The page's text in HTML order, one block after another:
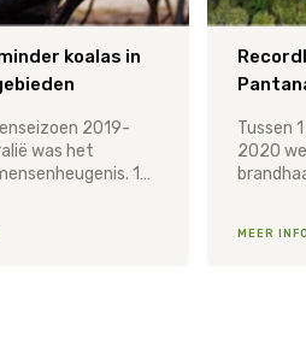
koalas in
2019-
was het
ergste sinds mensenheugenis. 12 miljoen hectare natuur ging in vlammen op en bijna 3 miljard dieren - zoogdieren, reptielen, vogels en kikkers - werden gedood of verdreven. Een nieuw rapport van WWF-Australia laat zien wat de impact van de bosbranden was op koalapopulaties. Uit het rapport bleek dat de bosbranden van 2019-2020 resulteerden in het verlies van ongeveer 71 procent van de koalapopulaties op zes brandlocaties aan de noordkust van New South Wales.
Tussen
2020
MEER INFO